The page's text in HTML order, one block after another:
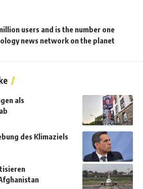
users and is the number one
news network on the planet
als
des Klimaziels